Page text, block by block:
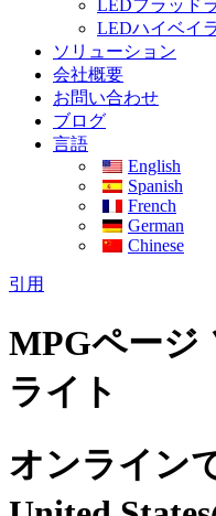
LEDフラッド
LEDハイベイ
ソリューション
会社概要
お問い合わせ
ブログ
言語
English
Spanish
French
German
Chinese
引用
MPGページ
ライト
オンライン